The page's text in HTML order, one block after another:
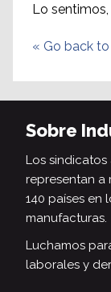
Lo
« Go back
Sobre
Los sindicatos
representan a
140 países en
manufacturas.
Luchamos
laborales y